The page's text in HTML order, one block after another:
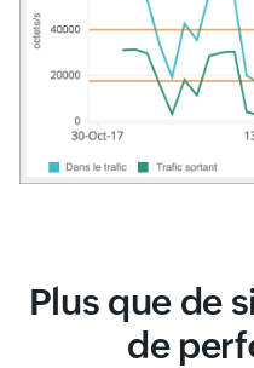
Plus que de
de